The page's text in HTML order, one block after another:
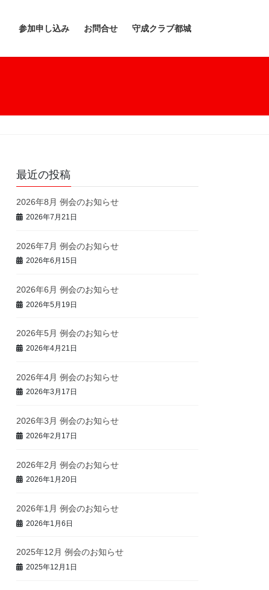
参加申し込み お問合せ 守成クラブ都城
最近の投稿
2026年8月 例会のお知らせ
2026年7月21日
2026年7月 例会のお知らせ
2026年6月15日
2026年6月 例会のお知らせ
2026年5月19日
2026年5月 例会のお知らせ
2026年4月21日
2026年4月 例会のお知らせ
2026年3月17日
2026年3月 例会のお知らせ
2026年2月17日
2026年2月 例会のお知らせ
2026年1月20日
2026年1月 例会のお知らせ
2026年1月6日
2025年12月 例会のお知らせ
2025年12月1日